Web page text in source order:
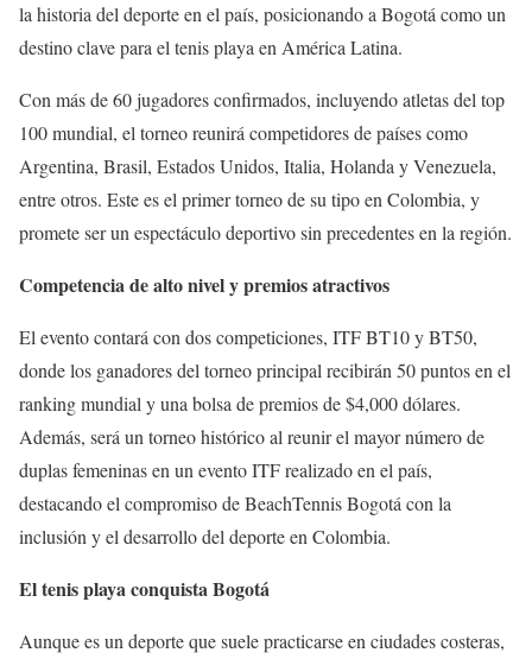
la historia del deporte en el país, posicionando a Bogotá como un
destino clave para el tenis playa en América Latina.
Con más de 60 jugadores confirmados, incluyendo atletas del top
100 mundial, el torneo reunirá competidores de países como
Argentina, Brasil, Estados Unidos, Italia, Holanda y Venezuela,
entre otros. Este es el primer torneo de su tipo en Colombia, y
promete ser un espectáculo deportivo sin precedentes en la región.
Competencia de alto nivel y premios atractivos
El evento contará con dos competiciones, ITF BT10 y BT50,
donde los ganadores del torneo principal recibirán 50 puntos en el
ranking mundial y una bolsa de premios de $4,000 dólares.
Además, será un torneo histórico al reunir el mayor número de
duplas femeninas en un evento ITF realizado en el país,
destacando el compromiso de BeachTennis Bogotá con la
inclusión y el desarrollo del deporte en Colombia.
El tenis playa conquista Bogotá
Aunque es un deporte que suele practicarse en ciudades costeras,